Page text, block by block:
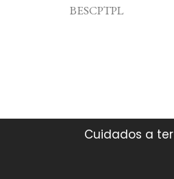
BESCPTPL
Cuidados a ter